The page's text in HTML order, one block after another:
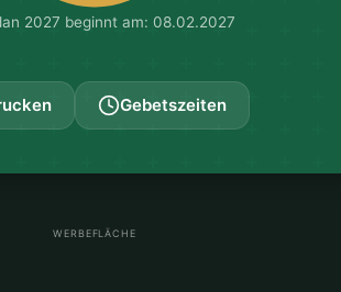
2027 beginnt am: 08.02.2027
Gebetszeiten
WERBEFLÄCHE